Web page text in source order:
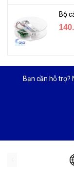
Bạn cần hỗ trợ?